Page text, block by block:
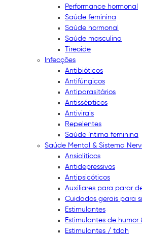
Performance hormonal
Saúde feminina
Saúde hormonal
Saúde masculina
Tireoide
Infecções
Antibióticos
Antifúngicos
Antiparasitários
Antissépticos
Antivirais
Repelentes
Saúde íntima feminina
Saúde Mental & Sistema
Ansiolíticos
Antidepressivos
Antipsicóticos
Auxiliares para parar
Cuidados gerais para
Estimulantes
Estimulantes de humor
Estimulantes / tdah